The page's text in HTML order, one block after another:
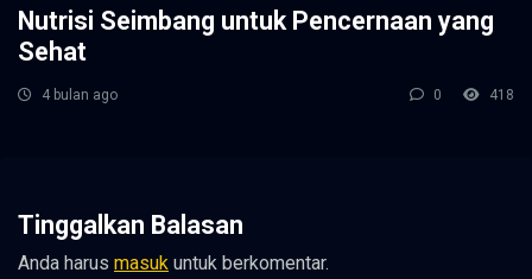
Nutrisi Seimbang untuk Pencernaan yang
Sehat
4 bulan ago 0 418
Tinggalkan Balasan
Anda harus masuk untuk berkomentar.